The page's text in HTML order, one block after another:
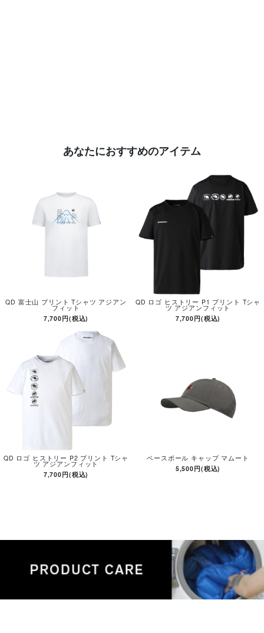
あなたにおすすめのアイテム
QD 富士山 プリント Tシャツ アジアン
フィット
7,700円(税込)
QD ロゴ ヒストリー P1 プリント Tシャ
ツ アジアンフィット
7,700円(税込)
QD ロゴ ヒストリー P2 プリント Tシャ
ツ アジアンフィット
7,700円(税込)
ベースボール キャップ マムート
5,500円(税込)